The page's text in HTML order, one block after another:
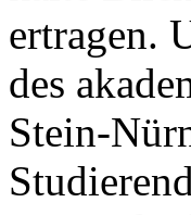
ertragen.
des
Stein-